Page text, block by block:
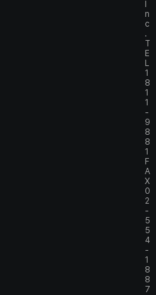
n
c
.
T
E
L
1
8
1
1
-
9
8
8
1
F
A
X
0
2
-
5
5
4
-
1
8
8
7